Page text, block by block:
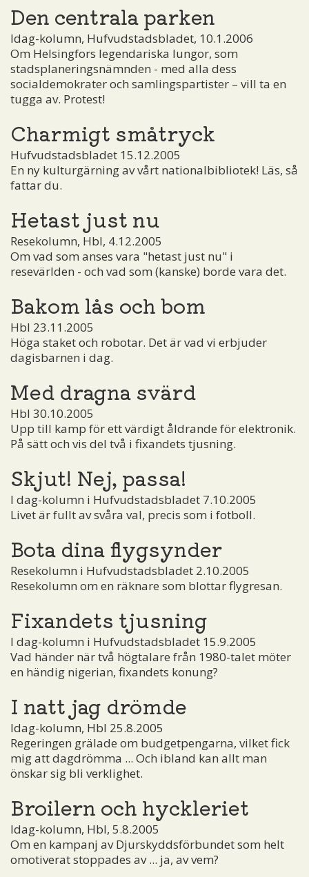
Den centrala parken
Idag-kolumn, Hufvudstadsbladet, 10.1.2006
Om Helsingfors legendariska lungor, som
stadsplaneringsnämnden - med alla dess
socialdemokrater och samlingspartister – vill ta en
tugga av. Protest!
Charmigt småtryck
Hufvudstadsbladet 15.12.2005
En ny kulturgärning av vårt nationalbibliotek! Läs, så
fattar du.
Hetast just nu
Resekolumn, Hbl, 4.12.2005
Om vad som anses vara "hetast just nu" i
resevärlden - och vad som (kanske) borde vara det.
Bakom lås och bom
Hbl 23.11.2005
Höga staket och robotar. Det är vad vi erbjuder
dagisbarnen i dag.
Med dragna svärd
Hbl 30.10.2005
Upp till kamp för ett värdigt åldrande för elektronik.
På sätt och vis del två i fixandets tjusning.
Skjut! Nej, passa!
I dag-kolumn i Hufvudstadsbladet 7.10.2005
Livet är fullt av svåra val, precis som i fotboll.
Bota dina flygsynder
Resekolumn i Hufvudstadsbladet 2.10.2005
Resekolumn om en räknare som blottar flygresan.
Fixandets tjusning
I dag-kolumn i Hufvudstadsbladet 15.9.2005
Vad händer när två högtalare från 1980-talet möter
en händig nigerian, fixandets konung?
I natt jag drömde
Idag-kolumn, Hbl 25.8.2005
Regeringen grälade om budgetpengarna, vilket fick
mig att dagdrömma ... Och ibland kan allt man
önskar sig bli verklighet.
Broilern och hyckleriet
Idag-kolumn, Hbl, 5.8.2005
Om en kampanj av Djurskyddsförbundet som helt
omotiverat stoppades av ... ja, av vem?